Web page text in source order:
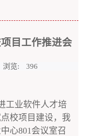
目工作推进会
浏览: 396
工业软件人才培
校项目建设，我
心801会议室召